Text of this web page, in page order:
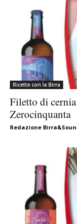
Ricette con la Birra
Filetto di
Zerocinquanta
Redazione